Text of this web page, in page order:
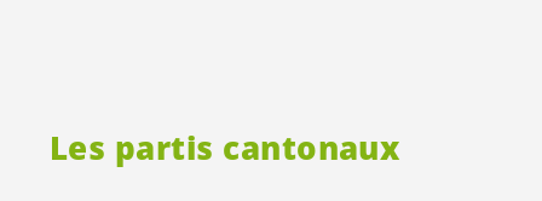
Les partis cantonaux